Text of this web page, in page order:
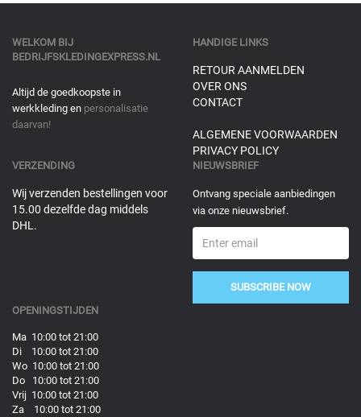
WELKOM BIJ
BEDRIJFSKLEDINGEXPRESS.NL
Altijd de goedkoopste in
werkkleding en personalisatie
daarvan!
HANDIGE LINKS
RETOUR AANMELDEN
OVER ONS
CONTACT
ALGEMENE VOORWAARDEN
PRIVACY POLICY
VERZENDING
Wij verzenden bestellingen voor
15.00 dezelfde dag middels
DHL.
NIEUWSBRIEF
Ontvang speciale aanbiedingen
via onze nieuwsbrief.
SUBSCRIBE NOW
OPENINGSTIJDEN
Ma 10:00 tot 21:00
Di 10:00 tot 21:00
Wo 10:00 tot 21:00
Do 10:00 tot 21:00
Vrij 10:00 tot 21:00
Za 10:00 tot 21:00